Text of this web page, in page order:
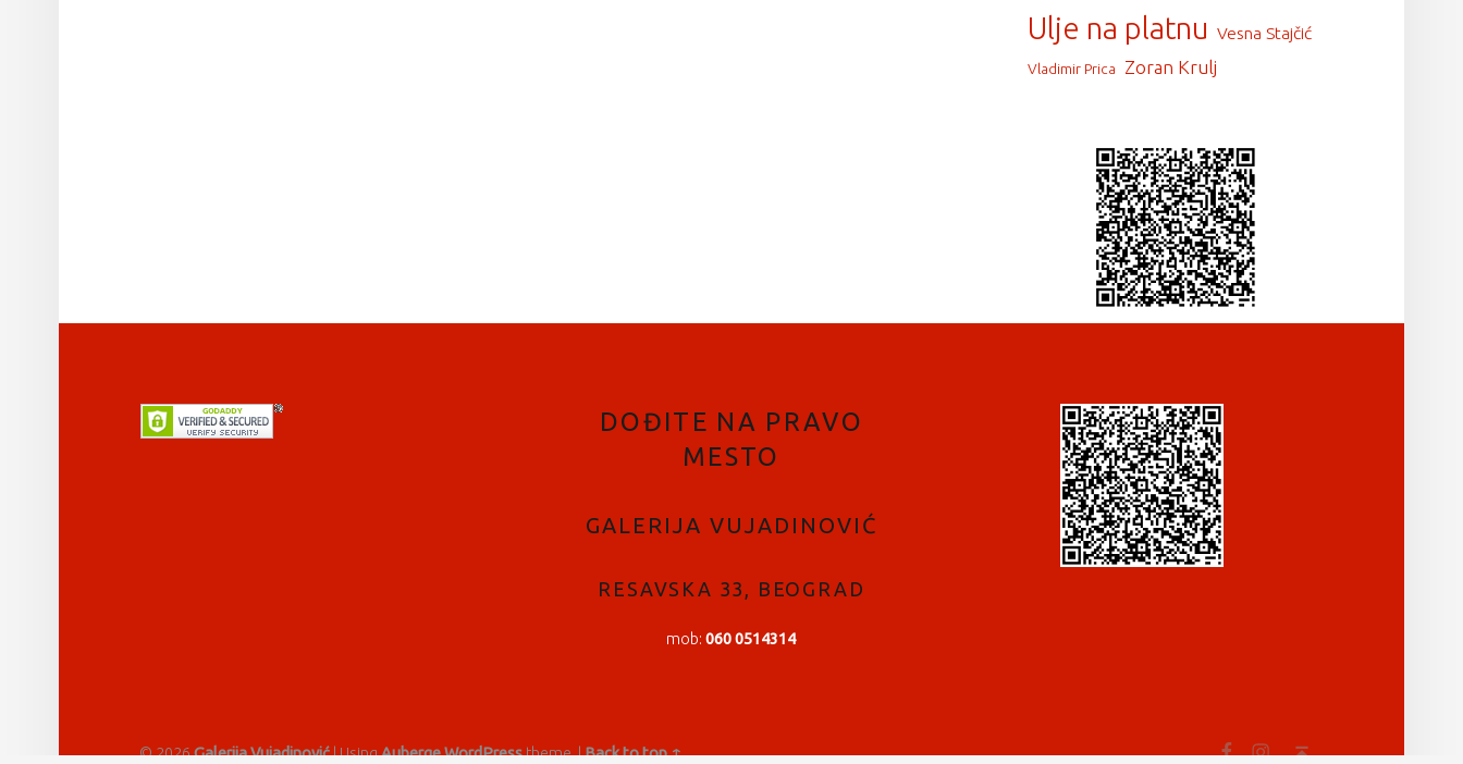
Ulje na platnu Vesna Stajčić
Vladimir Prica Zoran Krulj
FOOTER SIDEBAR
DOĐITE NA PRAVO
MESTO
GALERIJA VUJADINOVIĆ
RESAVSKA 33, BEOGRAD
mob:060 0514314
© 2026Galerija Vujadinović|UsingAubergeWordPresstheme.|Back to top ↑
Fb In